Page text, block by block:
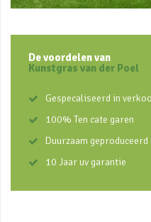
De voordelen van
Kunstgras van der Poel
Gespecaliseerd in
100% Ten cate garen
Duurzaam geproduceerd
10 Jaar uv garantie